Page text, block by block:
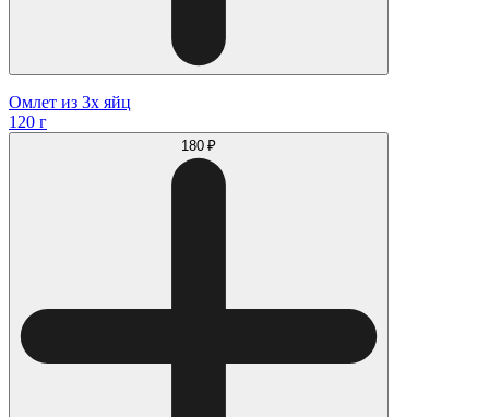
Омлет из 3х яйц
120 г
180 ₽